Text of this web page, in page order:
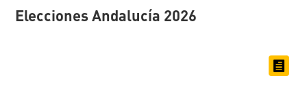
Elecciones Andalucía 2026